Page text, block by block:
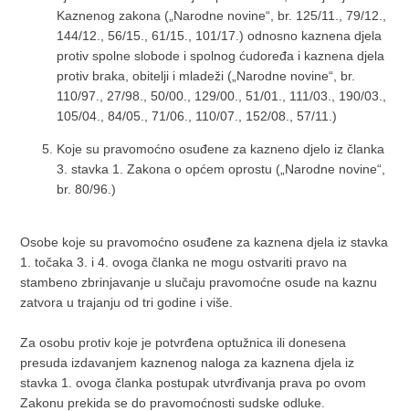
Kaznenog zakona („Narodne novine“, br. 125/11., 79/12.,
144/12., 56/15., 61/15., 101/17.) odnosno kaznena djela
protiv spolne slobode i spolnog ćudoređa i kaznena djela
protiv braka, obitelji i mladeži („Narodne novine“, br.
110/97., 27/98., 50/00., 129/00., 51/01., 111/03., 190/03.,
105/04., 84/05., 71/06., 110/07., 152/08., 57/11.)
Koje su pravomoćno osuđene za kazneno djelo iz članka
3. stavka 1. Zakona o općem oprostu („Narodne novine“,
br. 80/96.)
Osobe koje su pravomoćno osuđene za kaznena djela iz stavka
1. točaka 3. i 4. ovoga članka ne mogu ostvariti pravo na
stambeno zbrinjavanje u slučaju pravomoćne osude na kaznu
zatvora u trajanju od tri godine i više.
Za osobu protiv koje je potvrđena optužnica ili donesena
presuda izdavanjem kaznenog naloga za kaznena djela iz
stavka 1. ovoga članka postupak utvrđivanja prava po ovom
Zakonu prekida se do pravomoćnosti sudske odluke.